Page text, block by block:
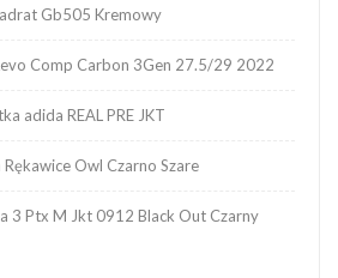
Gb505 Kremowy
Comp Carbon 3Gen 27.5/29 2022
adida REAL PRE JKT
Owl Czarno Szare
3 Ptx M Jkt 0912 Black Out Czarny